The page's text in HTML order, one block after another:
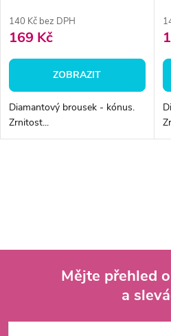
140 Kč bez DPH
169 Kč
ZOBRAZIT
Diamantový brousek - kónus.
Zrnitost...
a
Mějte přehled
a